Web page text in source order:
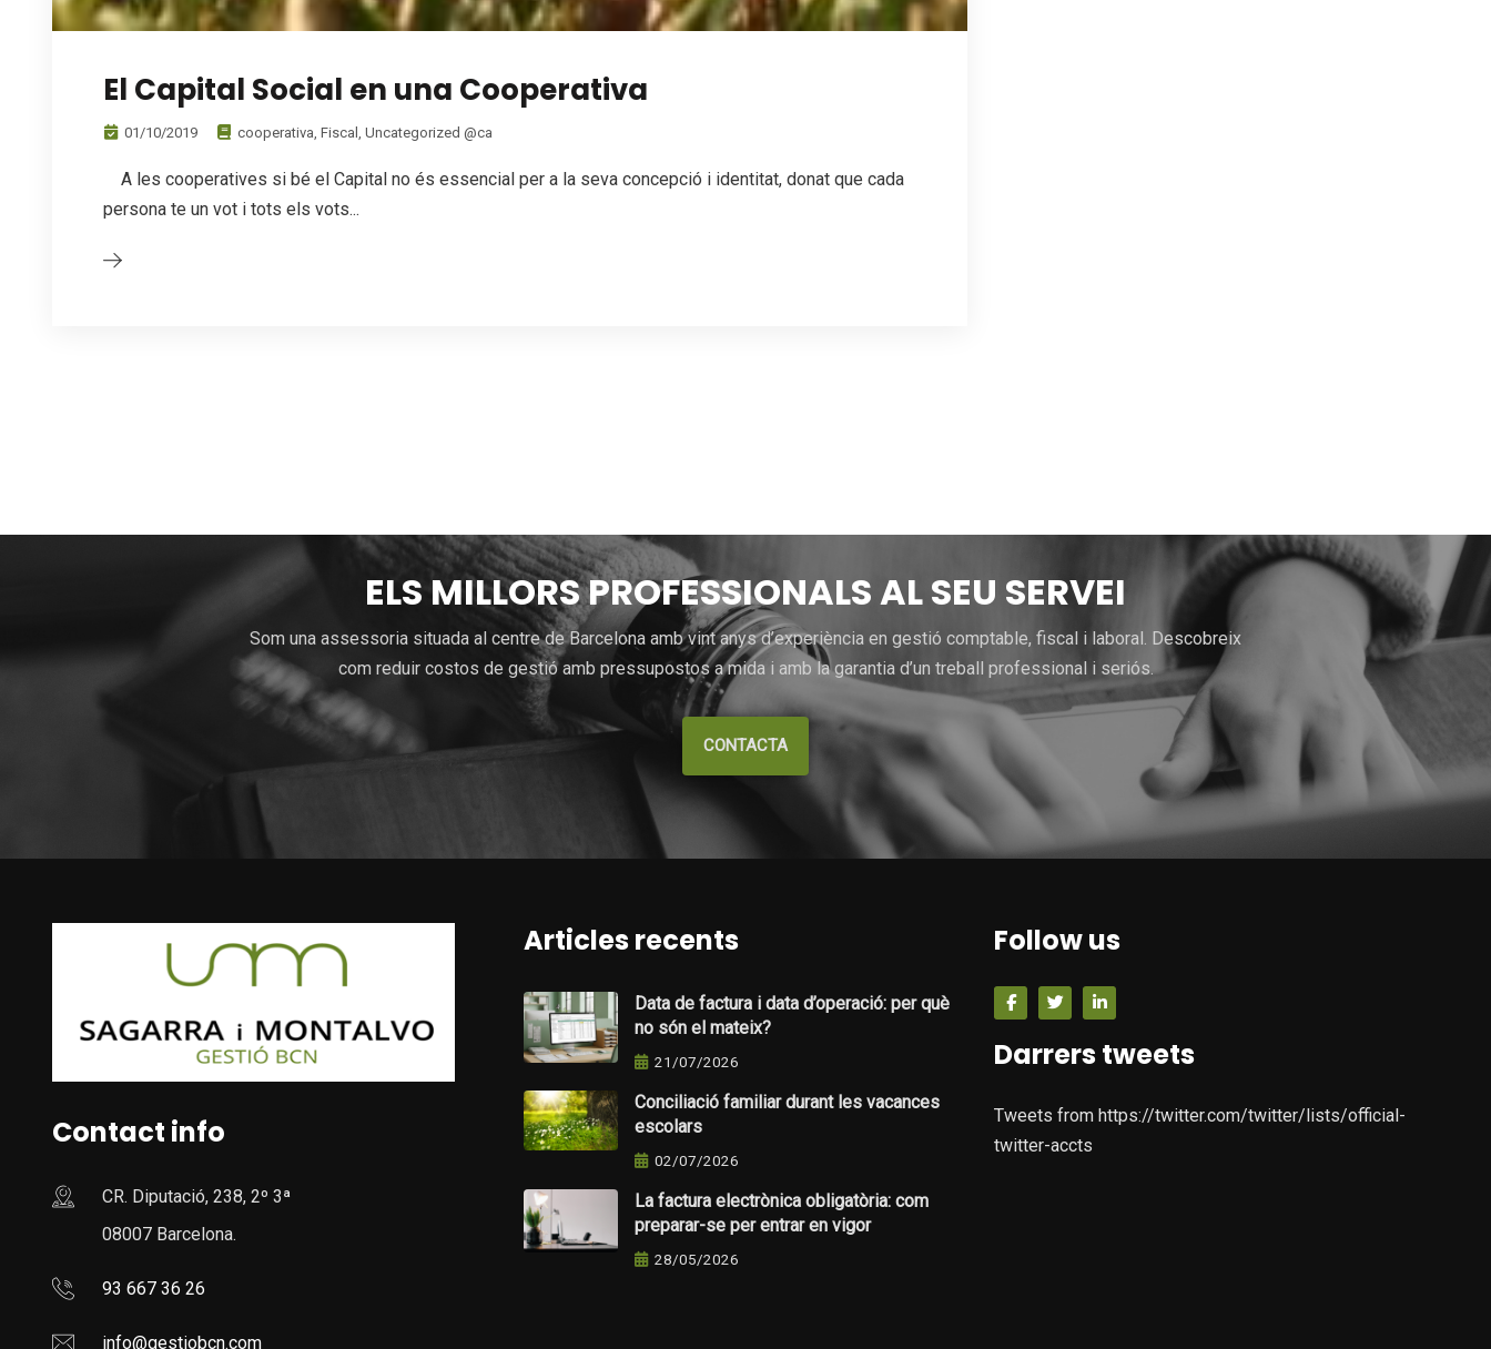
El Capital Social en una Cooperativa
01/10/2019 cooperativa Fiscal Uncategorized @ca
A les cooperatives si bé el Capital no és essencial per a la seva concepció i identitat, donat que cada
persona te un vot i tots els vots...
ELS MILLORS PROFESSIONALS AL SEU SERVEI
Som una assessoria situada al centre de Barcelona amb vint anys d’experiència en gestió comptable, fiscal i laboral. Descobreix
com reduir costos de gestió amb pressupostos a mida i amb la garantia d’un treball professional i seriós.
CONTACTA
Contact info
CR. Diputació, 238, 2º 3ª
08007 Barcelona.
93 667 36 26
info@gestiobcn.com
Articles recents
Data de factura i data d’operació: per què
no són el mateix?
21/07/2026
Conciliació familiar durant les vacances
escolars
02/07/2026
La factura electrònica obligatòria: com
preparar-se per entrar en vigor
28/05/2026
Follow us
Darrers tweets
Tweets from https://twitter.com/twitter/lists/official-
twitter-accts